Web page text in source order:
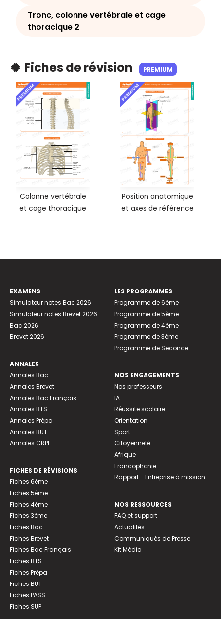
Tronc, colonne vertébrale et cage
thoracique 2
🍀 Fiches de révision PREMIUM
PREMIUM
Colonne vertébrale
et cage thoracique
PREMIUM
Position anatomique
et axes de référence
EXAMENS
Simulateur notes Bac 2026
Simulateur notes Brevet 2026
Bac 2026
Brevet 2026
ANNALES
Annales Bac
Annales Brevet
Annales Bac Français
Annales BTS
Annales Prépa
Annales BUT
Annales CRPE
FICHES DE RÉVISIONS
Fiches 6ème
Fiches 5ème
Fiches 4ème
Fiches 3ème
Fiches Bac
Fiches Brevet
Fiches Bac Français
Fiches BTS
Fiches Prépa
Fiches BUT
Fiches PASS
Fiches SUP
LES PROGRAMMES
Programme de 6ème
Programme de 5ème
Programme de 4ème
Programme de 3ème
Programme de Seconde
NOS ENGAGEMENTS
Nos professeurs
IA
Réussite scolaire
Orientation
Sport
Citoyenneté
Afrique
Francophonie
Rapport - Entreprise à mission
NOS RESSOURCES
FAQ et support
Actualités
Communiqués de Presse
Kit Média